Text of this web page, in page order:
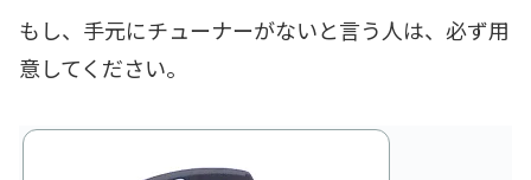
もし、手元にチューナーがないと言う人は、必ず用
意してください。